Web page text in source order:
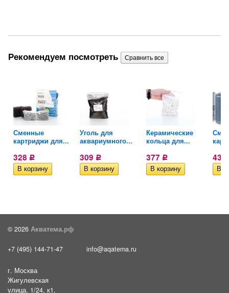
Рекомендуем посмотреть
Сменные
картриджи для...
328 Р
Уголь для
аквариумного...
309 Р
Керамические
кольца для...
377 Р 439
© 2026 Акватема.рф
+7 (495) 144-71-47 info@aqatema.ru
г. Москва
Жигулевская
улица, 1/24, к1,